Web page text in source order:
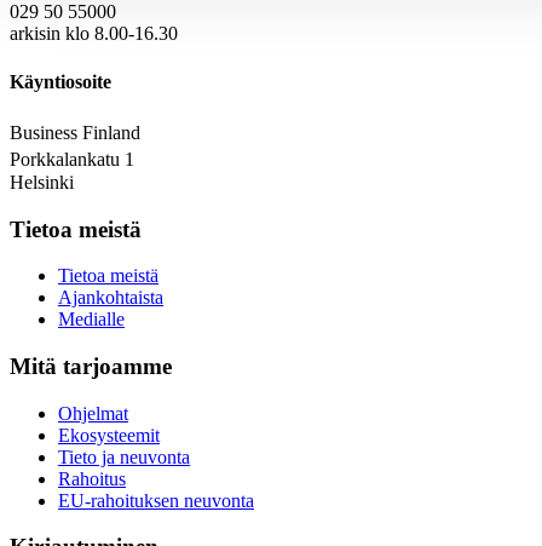
029 50 55000
arkisin klo 8.00-16.30
Käyntiosoite
Business Finland
Porkkalankatu 1
Helsinki
Tietoa meistä
Tietoa meistä
Ajankohtaista
Medialle
Mitä tarjoamme
Ohjelmat
Ekosysteemit
Tieto ja neuvonta
Rahoitus
EU-rahoituksen neuvonta